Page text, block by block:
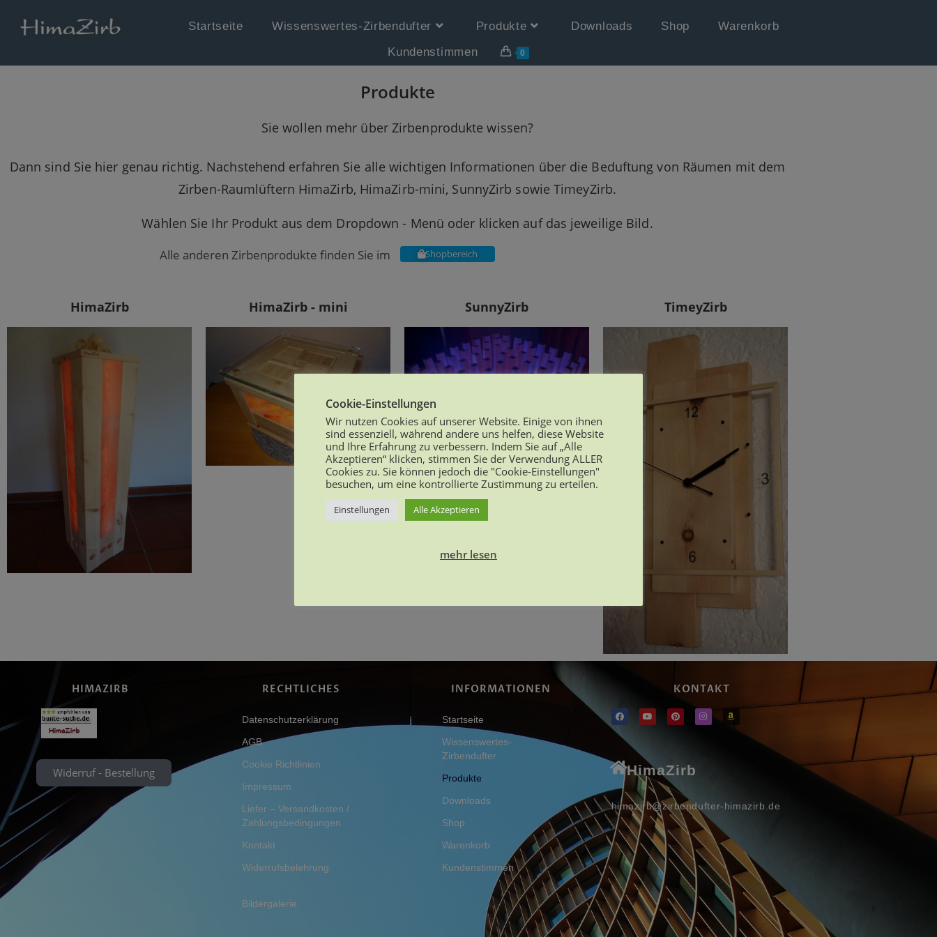
Startseite Wissenswertes-Zirbendufter Produkte Downloads Shop
Warenkorb
Kundenstimmen
0
Produkte
Sie wollen mehr über Zirbenprodukte wissen?
Dann sind Sie hier genau richtig. Nachstehend erfahren Sie alle wichtigen Informationen über die Beduftung von Räumen mit dem
Zirben-Raumlüftern HimaZirb, HimaZirb-mini, SunnyZirb sowie TimeyZirb.
Wählen Sie Ihr Produkt aus dem Dropdown - Menü oder klicken auf das jeweilige Bild.
Alle anderen Zirbenprodukte finden Sie im Shopbereich
HimaZirb HimaZirb - mini SunnyZirb TimeyZirb
HIMAZIRB
Widerruf - Bestellung
RECHTLICHES
Datenschutzerklärung
AGB
Cookie Richtlinien
Impressum
Liefer – Versandkosten /
Zahlungsbedingungen
Kontakt
Widerrufsbelehrung
Bildergalerie
INFORMATIONEN
Startseite
Wissenswertes-
Zirbendufter
Produkte
Downloads
Shop
Warenkorb
Kundenstimmen
KONTAKT
HimaZirb
himazirb@zirbendufter-himazirb.de
Cookie-Einstellungen
Wir nutzen Cookies auf unserer Website. Einige von ihnen
sind essenziell, während andere uns helfen, diese Website
und Ihre Erfahrung zu verbessern. Indem Sie auf „Alle
Akzeptieren“ klicken, stimmen Sie der Verwendung ALLER
Cookies zu. Sie können jedoch die "Cookie-Einstellungen"
besuchen, um eine kontrollierte Zustimmung zu erteilen.
Einstellungen Alle Akzeptieren
mehr lesen